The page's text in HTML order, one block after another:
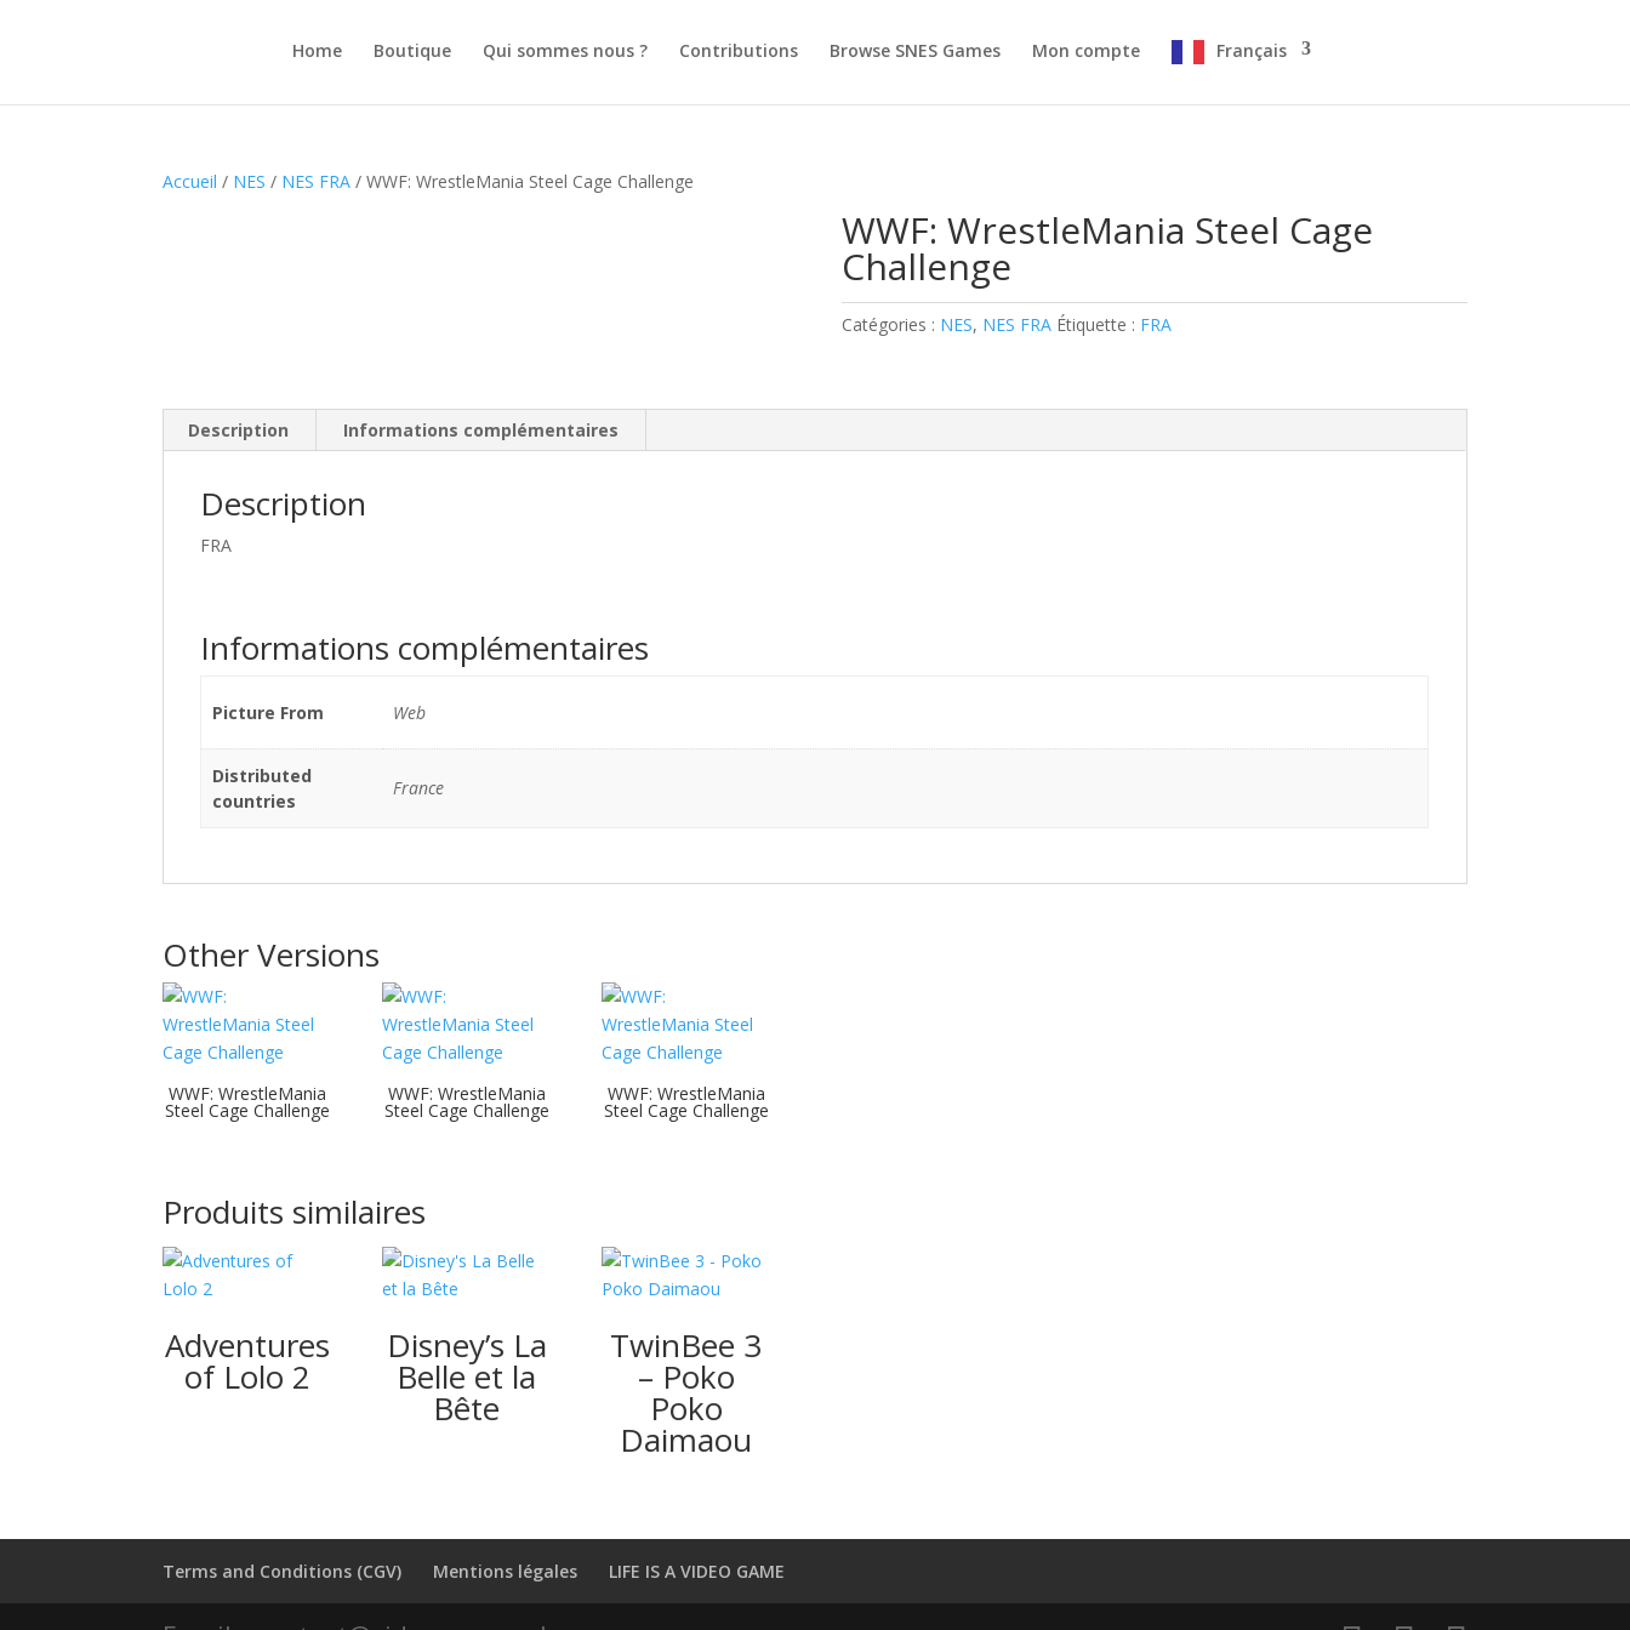
Home Boutique Qui sommes nous ? Contributions Browse SNES Games Mon compte Français
Accueil / NES / NES FRA / WWF: WrestleMania Steel Cage Challenge
WWF: WrestleMania Steel Cage
Challenge
Catégories : NES, NES FRA Étiquette : FRA
Description Informations complémentaires
Description
FRA
Informations complémentaires
Picture From Web
Distributed
countries
France
Other Versions
WWF: WrestleMania
Steel Cage Challenge
WWF: WrestleMania
Steel Cage Challenge
WWF: WrestleMania
Steel Cage Challenge
Produits similaires
Adventures
of Lolo 2
Disney’s La
Belle et la
Bête
TwinBee 3
– Poko
Poko
Daimaou
Terms and Conditions (CGV) Mentions légales LIFE IS A VIDEO GAME